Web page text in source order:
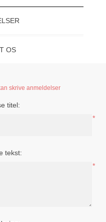
OS
skrive anmeldelser
titel:
*
tekst:
*